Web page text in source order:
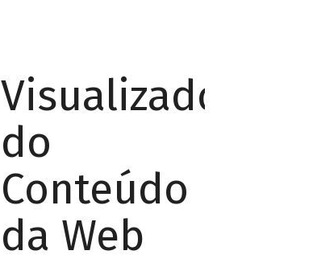
Visualizador
do
Conteúdo
da Web